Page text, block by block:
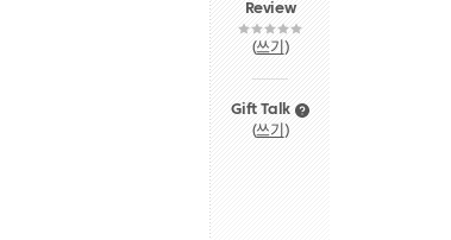
Review
(쓰기 )
Gift Talk
(쓰기 )